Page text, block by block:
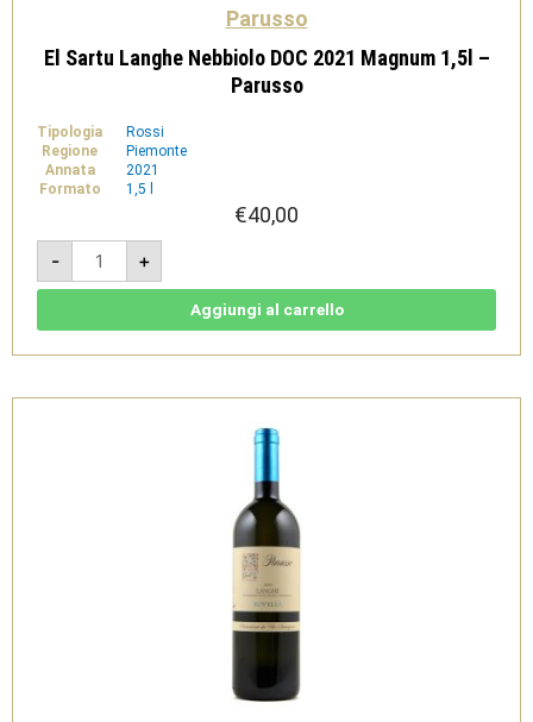
Parusso
El Sartu Langhe Nebbiolo DOC 2021 Magnum 1,5l –
Parusso
Tipologia
Rossi
Regione
Piemonte
Annata
2021
Formato
1,5 l
€40,00
-
El
Sartu
Langhe
Nebbiolo
1,5l
quantità
+
Aggiungi al carrello